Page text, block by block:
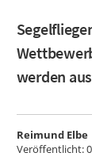
werden
Reimund Elbe
Veröffentlicht: